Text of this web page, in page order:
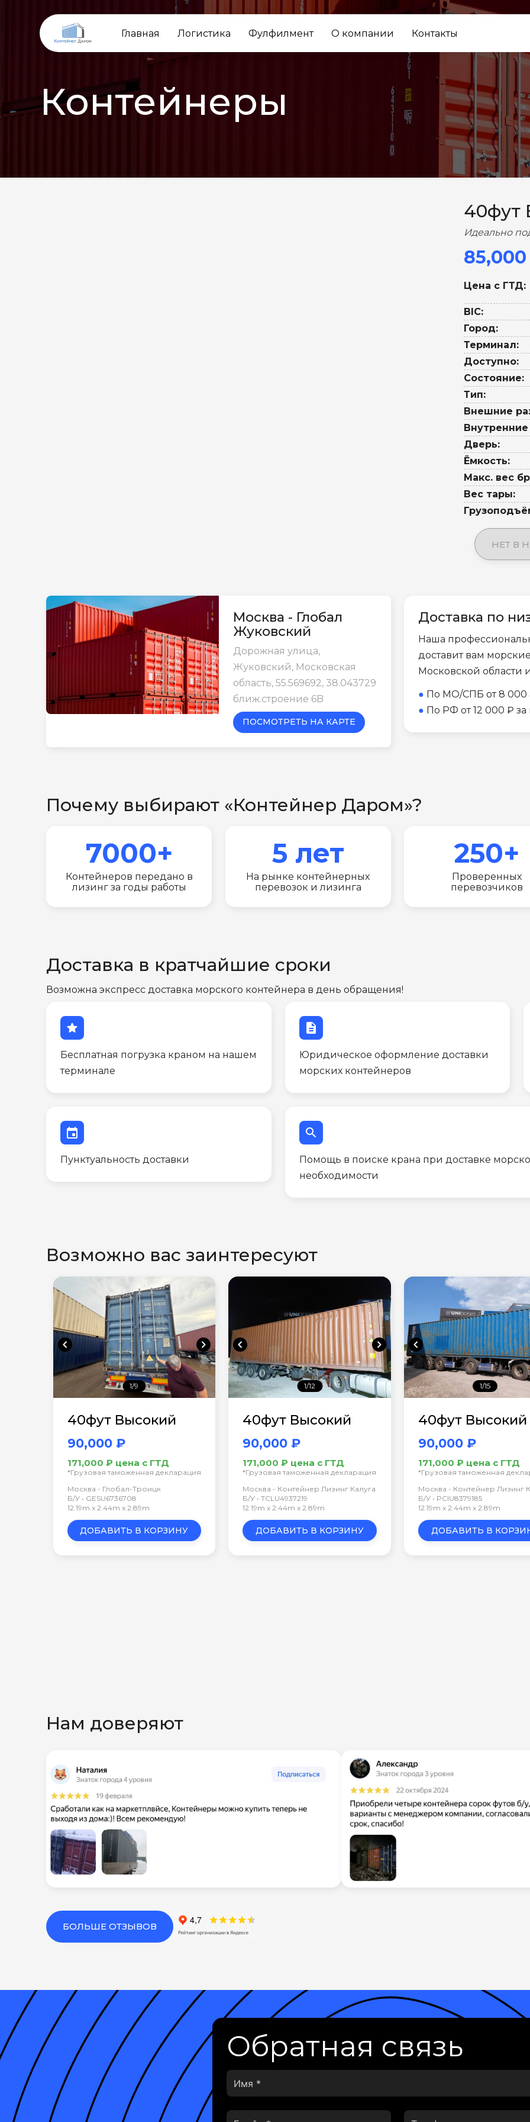
Главная Логистика Фулфилмент О компании Контакты
Контейнеры
40фут
Идеально
Цена с ГТД:
BIC:
Город:
Терминал:
Доступно:
Состояние:
Тип:
Внешние
Дверь:
Ёмкость:
Макс. вес
Вес тары:
НЕТ В
Москва - Глобал
Жуковский
Дорожная улица,
Жуковский, Московская
область, 55.569692, 38.043729
ближ.строение 6B
ПОСМОТРЕТЬ НА КАРТЕ
Доставка по
Наша
доставит вам
Московской
● По МО/СПБ от 8 000
● По РФ от 12 000 ₽
Почему выбирают «Контейнер Даром»?
7000+
Контейнеров передано в
лизинг за годы работы
5 лет
На рынке контейнерных
перевозок и лизинга
250+
Проверенных
перевозчиков
Доставка в кратчайшие сроки
Возможна экспресс доставка морского контейнера в день обращения!
star
Бесплатная погрузка краном на нашем
терминале
description
Юридическое оформление доставки
морских контейнеров
event
Пунктуальность доставки
search
Помощь в поиске крана при доставке
необходимости
Возможно вас заинтересуют
chevron_left chevron_right
1/9
40фут Высокий
90,000 ₽
171,000 ₽ цена с ГТД
*Грузовая таможенная декларация
Москва - Глобал-Троицк
Б/У • GESU6736708
12.19m x 2.44m x 2.89m
ДОБАВИТЬ В КОРЗИНУ
chevron_left chevron_right
1/12
40фут Высокий
90,000 ₽
171,000 ₽ цена с ГТД
*Грузовая таможенная декларация
Москва - Контейнер Лизинг Калуга
Б/У • TCLU4937219
12.19m x 2.44m x 2.89m
ДОБАВИТЬ В КОРЗИНУ
chevron_left
1/15
40фут Высокий
90,000 ₽
171,000 ₽ цена с ГТД
*Грузовая таможенная
Москва - Контейнер Лизинг
Б/У • PCIU8379185
12.19m x 2.44m x 2.89m
ДОБАВИТЬ В
Нам доверяют
БОЛЬШЕ ОТЗЫВОВ
Обратная связь